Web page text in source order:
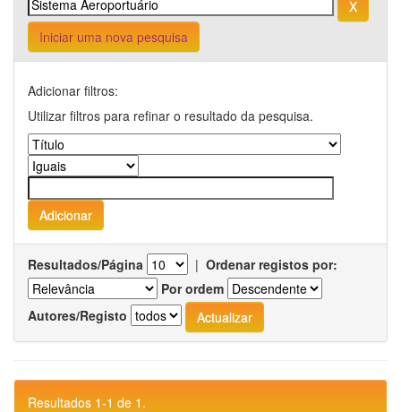
Iniciar uma nova pesquisa
Adicionar filtros:
Utilizar filtros para refinar o resultado da pesquisa.
Resultados/Página | Ordenar registos por:
Por ordem
Autores/Registo
Resultados 1-1 de 1.